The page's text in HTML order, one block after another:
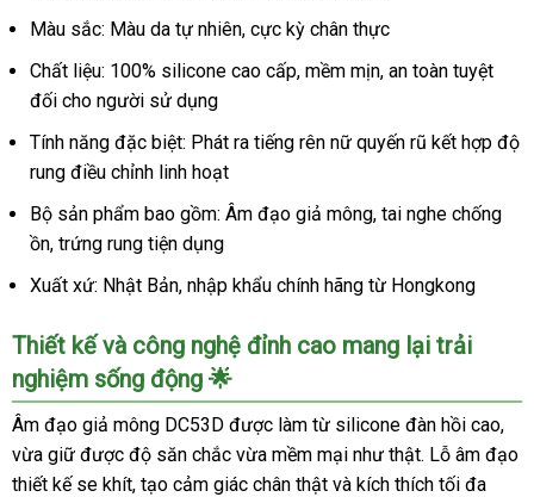
Màu sắc: Màu da tự nhiên, cực kỳ chân thực
Chất liệu: 100% silicone cao cấp, mềm mịn, an toàn tuyệt
đối cho người sử dụng
Tính năng đặc biệt: Phát ra tiếng rên nữ quyến rũ kết hợp độ
rung điều chỉnh linh hoạt
Bộ sản phẩm bao gồm: Âm đạo giả mông, tai nghe chống
ồn, trứng rung tiện dụng
Xuất xứ: Nhật Bản, nhập khẩu chính hãng từ Hongkong
Thiết kế và công nghệ đỉnh cao mang lại trải
nghiệm sống động 🌟
Âm đạo giả mông DC53D được làm từ silicone đàn hồi cao,
vừa giữ được độ săn chắc vừa mềm mại như thật. Lỗ âm đạo
thiết kế se khít, tạo cảm giác chân thật và kích thích tối đa